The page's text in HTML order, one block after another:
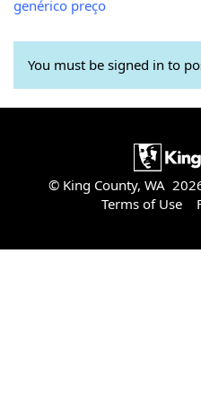
genérico preço
You must be signed in to
© King County, WA
Terms of Use